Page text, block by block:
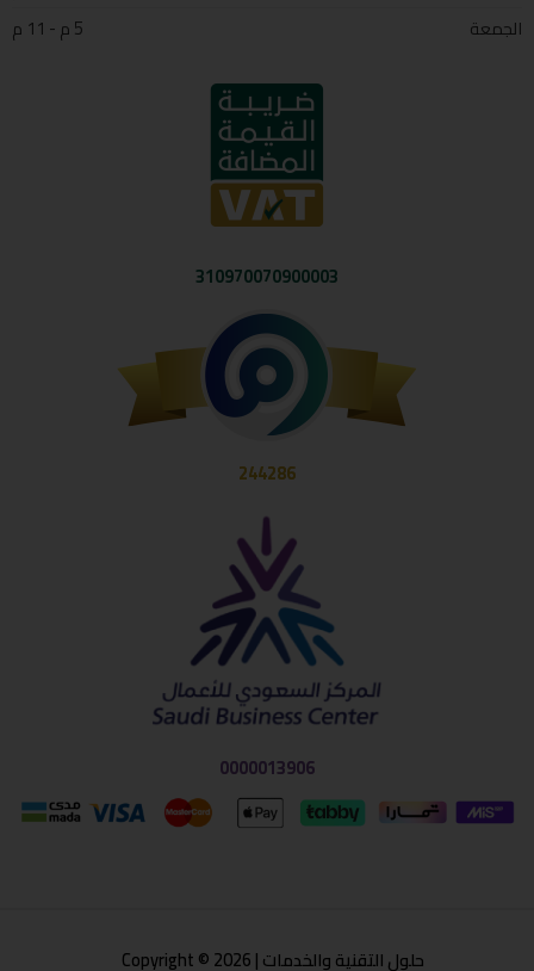
الجمعة
5 م - 11 م
310970070900003
244286
0000013906
حلول التقنية والخدمات | Copyright © 2026